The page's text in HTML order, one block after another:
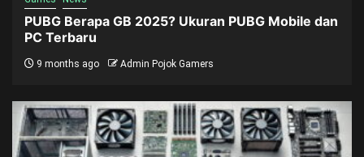
PUBG Berapa GB 2025? Ukuran PUBG Mobile dan
PC Terbaru
9 months ago Admin Pojok Gamers